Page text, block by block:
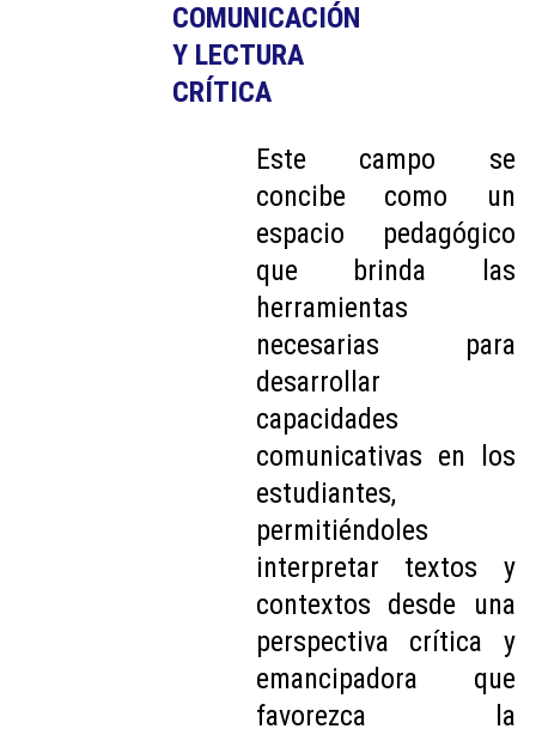
COMUNICACIÓN
Y LECTURA
CRÍTICA
Este campo se
concibe como un
espacio pedagógico
que brinda las
herramientas
necesarias para
desarrollar
capacidades
comunicativas en los
estudiantes,
permitiéndoles
interpretar textos y
contextos desde una
perspectiva crítica y
emancipadora que
favorezca la